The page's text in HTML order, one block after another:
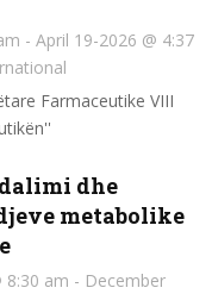
- April 19-2026 @ 4:37
Farmaceutike VIII
dhe
metabolike
8:30 am - December